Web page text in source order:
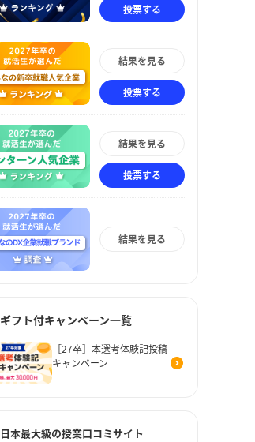
投票する
結果を見る
投票する
結果を見る
投票する
結果を見る
ギフト付キャンペーン一覧
［27卒］本選考体験記投稿
キャンペーン
日本最大級の授業口コミサイト